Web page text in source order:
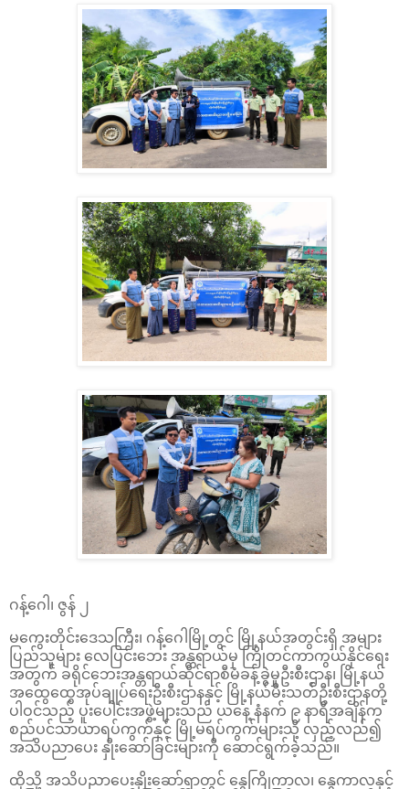
ဂန့်ဂေါ၊ ဇွန် ၂
မကွေးတိုင်းဒေသကြီး၊ ဂန့်ဂေါမြို့တွင် မြို့နယ်အတွင်းရှိ အများ
ပြည်သူများ လေပြင်းဘေး အန္တရာယ်မှ ကြိုတင်ကာကွယ်နိုင်ရေး
အတွက် ခရိုင်ဘေးအန္တရာယ်ဆိုင်ရာစီမံခန့်ခွဲမှုဦးစီးဌာန၊ မြို့နယ်
အထွေထွေအုပ်ချုပ်ရေးဦးစီးဌာနနှင့် မြို့နယ်မီးသတ်ဦးစီးဌာနတို့
ပါဝင်သည့် ပူးပေါင်းအဖွဲ့များသည် ယနေ့ နံနက် ၉ နာရီအချိန်က
စည်ပင်သာယာရပ်ကွက်နှင့် မြို့မရပ်ကွက်များသို့ လှည့်လည်၍
အသိပညာပေး နှိုးဆော်ခြင်းများကို ဆောင်ရွက်ခဲ့သည်။
ထိုသို့ အသိပညာပေးနှိုးဆော်ရာတွင် နွေကြိုကာလ၊ နွေကာလနှင့်